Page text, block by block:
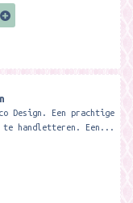
Design. Een prachtige
te handletteren. Een...